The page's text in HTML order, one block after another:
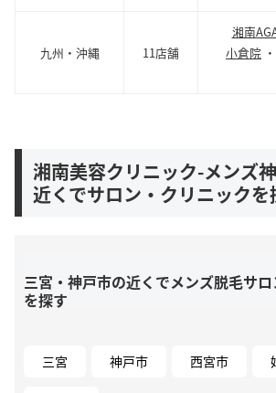
九州・沖縄 11店舗
湘南
小倉院 ・
湘南美容クリニック-メンズ
近くでサロン・クリニックを
三宮・神戸市の近くでメンズ脱毛サ
を探す
三宮 神戸市 西宮市